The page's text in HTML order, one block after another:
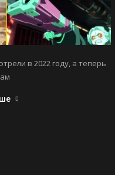
в 2022 году, а теперь